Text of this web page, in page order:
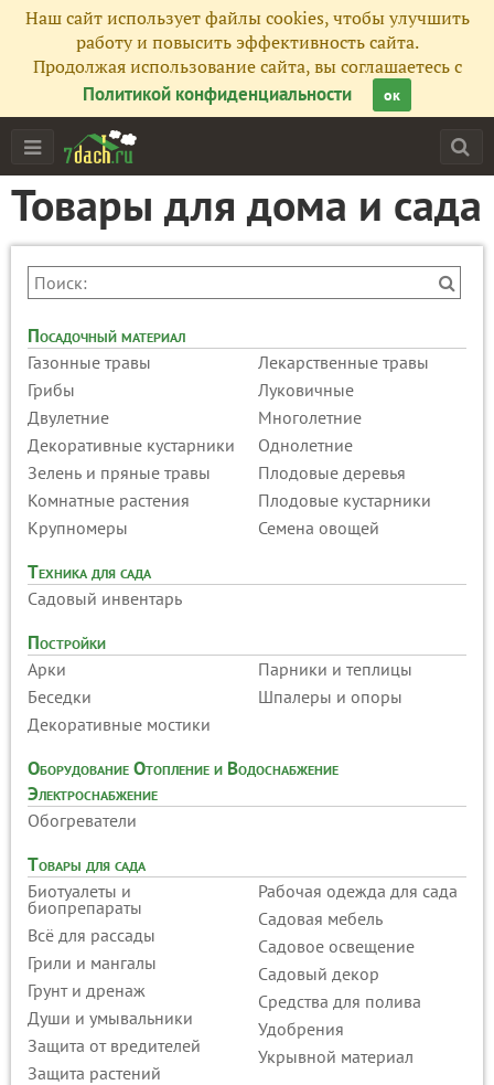
Наш сайт использует файлы cookies, чтобы улучшить
работу и повысить эффективность сайта.
Продолжая использование сайта, вы соглашаетесь с
Политикой конфиденциальности
ок
Товары для дома и сада
Посадочный материал
Газонные травы
Грибы
Двулетние
Декоративные кустарники
Зелень и пряные травы
Комнатные растения
Крупномеры
Лекарственные травы
Луковичные
Многолетние
Однолетние
Плодовые деревья
Плодовые кустарники
Семена овощей
Техника для сада
Садовый инвентарь
Постройки
Арки
Беседки
Декоративные мостики
Парники и теплицы
Шпалеры и опоры
Оборудование Отопление и Водоснабжение
Электроснабжение
Обогреватели
Товары для сада
Биотуалеты и
биопрепараты
Всё для рассады
Грили и мангалы
Грунт и дренаж
Души и умывальники
Защита от вредителей
Защита растений
Рабочая одежда для сада
Садовая мебель
Садовое освещение
Садовый декор
Средства для полива
Удобрения
Укрывной материал